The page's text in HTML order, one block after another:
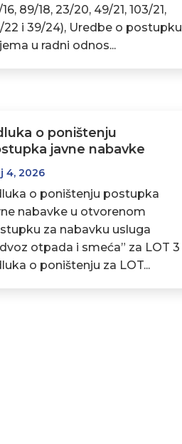
89/18, 23/20, 49/21, 103/21,
22 i 39/24), Uredbe o postupku
u radni odnos...
o poništenju
javne nabavke
4, 2026
o poništenju postupka
nabavke u otvorenom
za nabavku usluga
otpada i smeća” za LOT 3
o poništenju za LOT...